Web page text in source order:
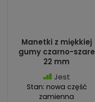
Manetki z miękkiej
gumy czarno-szare
22 mm
Jest
Stan: nowa część
zamienna